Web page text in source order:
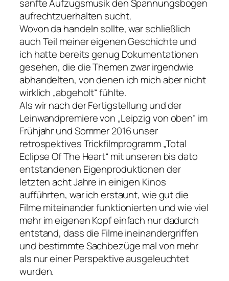
sanfte Aufzugsmusik den Spannungsbogen
aufrechtzuerhalten sucht.
Wovon da handeln sollte, war schließlich
auch Teil meiner eigenen Geschichte und
ich hatte bereits genug Dokumentationen
gesehen, die die Themen zwar irgendwie
abhandelten, von denen ich mich aber nicht
wirklich „abgeholt“ fühlte.
Als wir nach der Fertigstellung und der
Leinwandpremiere von „Leipzig von oben“ im
Frühjahr und Sommer 2016 unser
retrospektives Trickfilmprogramm „Total
Eclipse Of The Heart“ mit unseren bis dato
entstandenen Eigenproduktionen der
letzten acht Jahre in einigen Kinos
aufführten, war ich erstaunt, wie gut die
Filme miteinander funktionierten und wie viel
mehr im eigenen Kopf einfach nur dadurch
entstand, dass die Filme ineinandergriffen
und bestimmte Sachbezüge mal von mehr
als nur einer Perspektive ausgeleuchtet
wurden.